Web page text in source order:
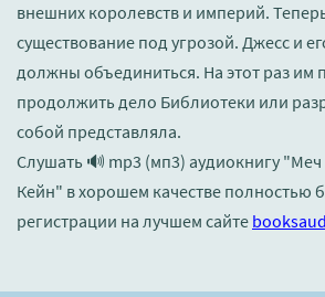
внешних королевств и империй.
существование под угрозой. Джесс и
должны объединиться. На этот раз им
продолжить дело Библиотеки или
собой представляла.
Слушать 🔊 mp3 (мп3) аудиокнигу "Меч
Кейн" в хорошем качестве полностью
регистрации на лучшем сайте